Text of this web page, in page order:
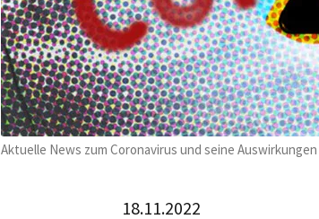
Aktuelle News zum Coronavirus und seine
18.11.2022